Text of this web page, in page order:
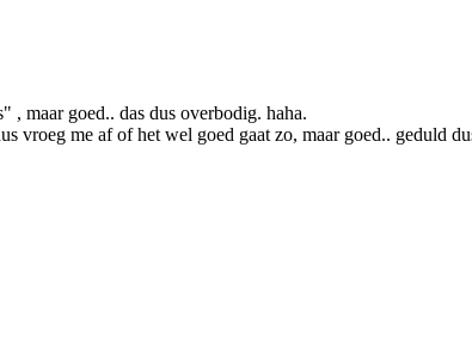
maar goed.. das dus overbodig. haha.
vroeg me af of het wel goed gaat zo, maar goed.. geduld